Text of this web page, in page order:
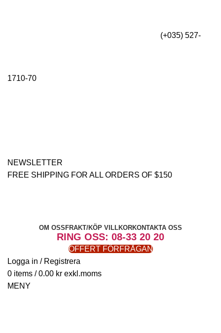
(+035) 527-
1710-70
NEWSLETTER
FREE SHIPPING FOR ALL ORDERS OF $150
OM OSS FRAKT/KÖP VILLKORKONTAKTA OSS
RING OSS: 08-33 20 20
OFFERT FÖRFRÅGAN
Logga in / Registrera
0 items / 0.00 kr
MENY